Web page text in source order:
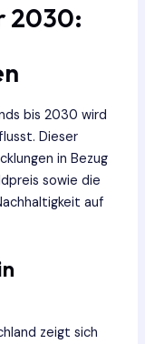
2030:
bis 2030 wird
Dieser
in Bezug
sowie die
auf
zeigt sich